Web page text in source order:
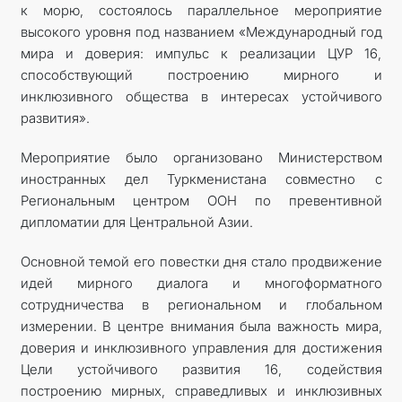
к морю, состоялось параллельное мероприятие
высокого уровня под названием «Международный год
мира и доверия: импульс к реализации ЦУР 16,
способствующий построению мирного и
инклюзивного общества в интересах устойчивого
развития».
Мероприятие было организовано Министерством
иностранных дел Туркменистана совместно с
Региональным центром ООН по превентивной
дипломатии для Центральной Азии.
Основной темой его повестки дня стало продвижение
идей мирного диалога и многоформатного
сотрудничества в региональном и глобальном
измерении. В центре внимания была важность мира,
доверия и инклюзивного управления для достижения
Цели устойчивого развития 16, содействия
построению мирных, справедливых и инклюзивных